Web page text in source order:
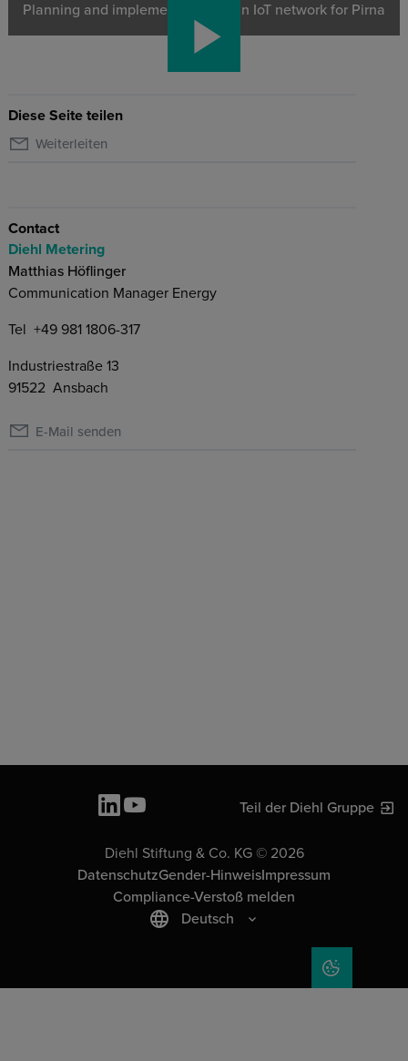
Planning and implementation of an IoT network for Pirna
Diese Seite teilen
Weiterleiten
Contact
Diehl Metering
Matthias Höflinger
Communication Manager Energy
Tel +49 981 1806-317
Industriestraße 13
91522 Ansbach
E-Mail senden
Teil der Diehl Gruppe
Diehl Stiftung & Co. KG © 2026
DatenschutzGender-HinweisImpressum
Compliance-Verstoß melden
Deutsch
COOKIE-